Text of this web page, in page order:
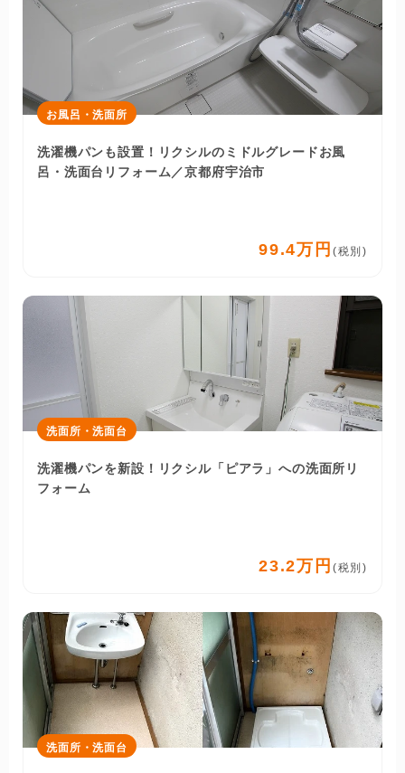
お風呂・洗面所
洗濯機パンも設置！リクシルのミドルグレードお風
呂・洗面台リフォーム／京都府宇治市
99.4万円 (税別)
洗面所・洗面台
洗濯機パンを新設！リクシル「ピアラ」への洗面所リ
フォーム
23.2万円 (税別)
洗面所・洗面台